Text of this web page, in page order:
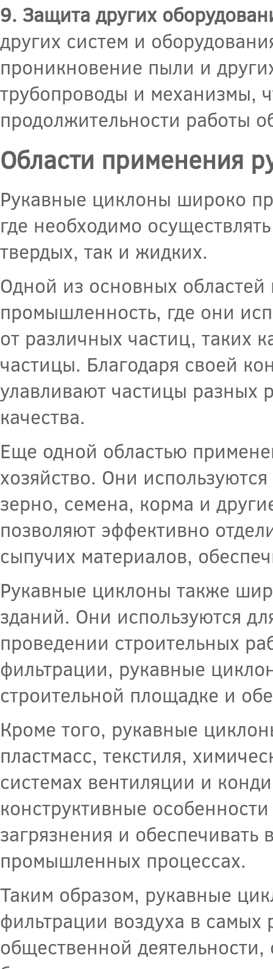
9. Защита других
других систем и
проникновение пыли и
трубопроводы и механизмы,
продолжительности работы
Области применения
Рукавные циклоны широко
где необходимо
твердых, так и жидких.
Одной из основных
промышленность, где они
от различных частиц, таких
частицы. Благодаря своей
улавливают частицы разных
качества.
Еще одной областью
хозяйство. Они
зерно, семена, корма и
позволяют эффективно
сыпучих материалов,
Рукавные циклоны также
зданий. Они используются
проведении строительных
фильтрации, рукавные
строительной площадке и
Кроме того, рукавные
пластмасс, текстиля,
системах вентиляции и
конструктивные
загрязнения и
промышленных процессах.
Таким образом, рукавные
фильтрации воздуха в
общественной